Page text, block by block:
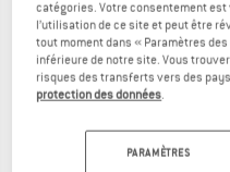
BERGFREUNDE
Haut en mérinos
catégories. Votre consentement est
l’utilisation de ce site et peut être
tout moment dans « Paramètres
inférieure de notre site. Vous
risques des transferts vers des
protection des données.
PARAMÈTRES